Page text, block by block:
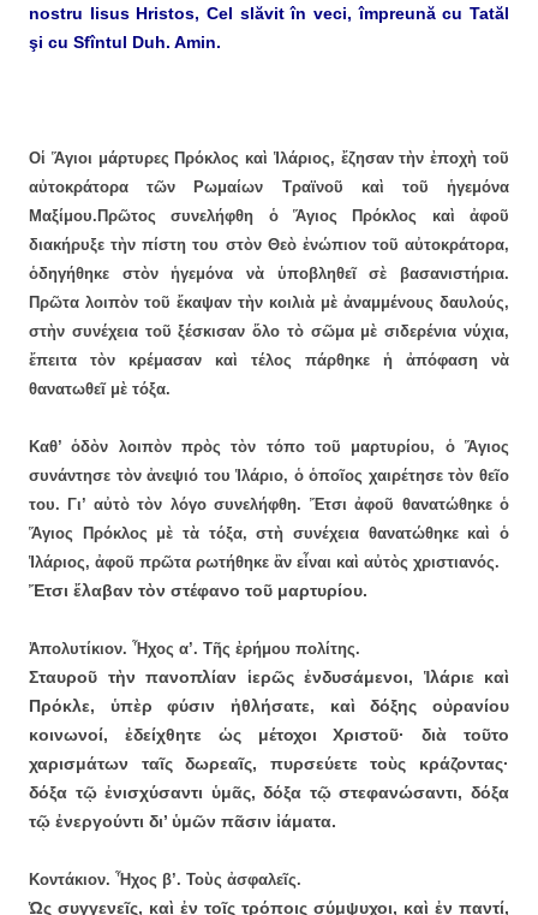
nostru Iisus Hristos, Cel slăvit în veci, împreună cu Tatăl
şi cu Sfîntul Duh. Amin.
Οἱ Ἅγιοι μάρτυρες Πρόκλος καὶ Ἱλάριος, ἔζησαν τὴν ἐποχὴ τοῦ
αὐτοκράτορα τῶν Ρωμαίων Τραϊνοῦ καὶ τοῦ ἡγεμόνα
Μαξίμου. Πρῶτος συνελήφθη ὁ Ἅγιος Πρόκλος καὶ ἀφοῦ
διακήρυξε τὴν πίστη του στὸν Θεὸ ἐνώπιον τοῦ αὐτοκράτορα,
ὁδηγήθηκε στὸν ἡγεμόνα νὰ ὑποβληθεῖ σὲ βασανιστήρια.
Πρῶτα λοιπὸν τοῦ ἔκαψαν τὴν κοιλιὰ μὲ ἀναμμένους δαυλούς,
στὴν συνέχεια τοῦ ξέσκισαν ὅλο τὸ σῶμα μὲ σιδερένια νύχια,
ἔπειτα τὸν κρέμασαν καὶ τέλος πάρθηκε ἡ ἀπόφαση νὰ
θανατωθεῖ μὲ τόξα.
Καθ’ ὁδὸν λοιπὸν πρὸς τὸν τόπο τοῦ μαρτυρίου, ὁ Ἅγιος
συνάντησε τὸν ἀνεψιό του Ἱλάριο, ὁ ὁποῖος χαιρέτησε τὸν θεῖο
του. Γι’ αὐτὸ τὸν λόγο συνελήφθη. Ἔτσι ἀφοῦ θανατώθηκε ὁ
Ἅγιος Πρόκλος μὲ τὰ τόξα, στὴ συνέχεια θανατώθηκε καὶ ὁ
Ἱλάριος, ἀφοῦ πρῶτα ρωτήθηκε ἂν εἶναι καὶ αὐτὸς χριστιανός.
Ἔτσι ἔλαβαν τὸν στέφανο τοῦ μαρτυρίου.
Ἀπολυτίκιον. Ἦχος α’. Τῆς ἐρήμου πολίτης.
Σταυροῦ τὴν πανοπλίαν ἱερῶς ἐνδυσάμενοι, Ἱλάριε καὶ
Πρόκλε, ὑπὲρ φύσιν ἠθλήσατε, καὶ δόξης οὐρανίου
κοινωνοί, ἐδείχθητε ὡς μέτοχοι Χριστοῦ· διὰ τοῦτο
χαρισμάτων ταῖς δωρεαῖς, πυρσεύετε τοὺς κράζοντας·
δόξα τῷ ἐνισχύσαντι ὑμᾶς, δόξα τῷ στεφανώσαντι, δόξα
τῷ ἐνεργούντι δι’ ὑμῶν πᾶσιν ἰάματα.
Κοντάκιον. Ἦχος β’. Τοὺς ἀσφαλεῖς.
Ὡς συγγενεῖς, καὶ ἐν τοῖς τρόποις σύμψυχοι, καὶ ἐν παντί,